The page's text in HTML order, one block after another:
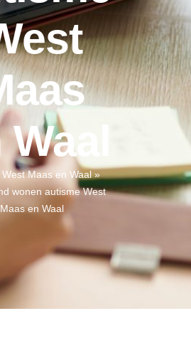
West Maas en Waal»
wonen autisme West
Maas en Waal